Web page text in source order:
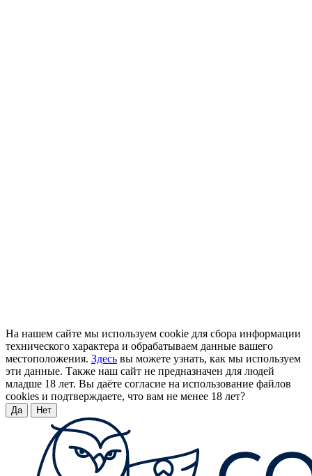
На нашем сайте мы используем cookie для сбора информации
технического характера и обрабатываем данные вашего
местоположения. Здесь вы можете узнать, как мы используем
эти данные. Также наш сайт не предназначен для людей
младше 18 лет. Вы даёте согласие на использование файлов
cookies и подтверждаете, что вам не менее 18 лет?
Да Нет